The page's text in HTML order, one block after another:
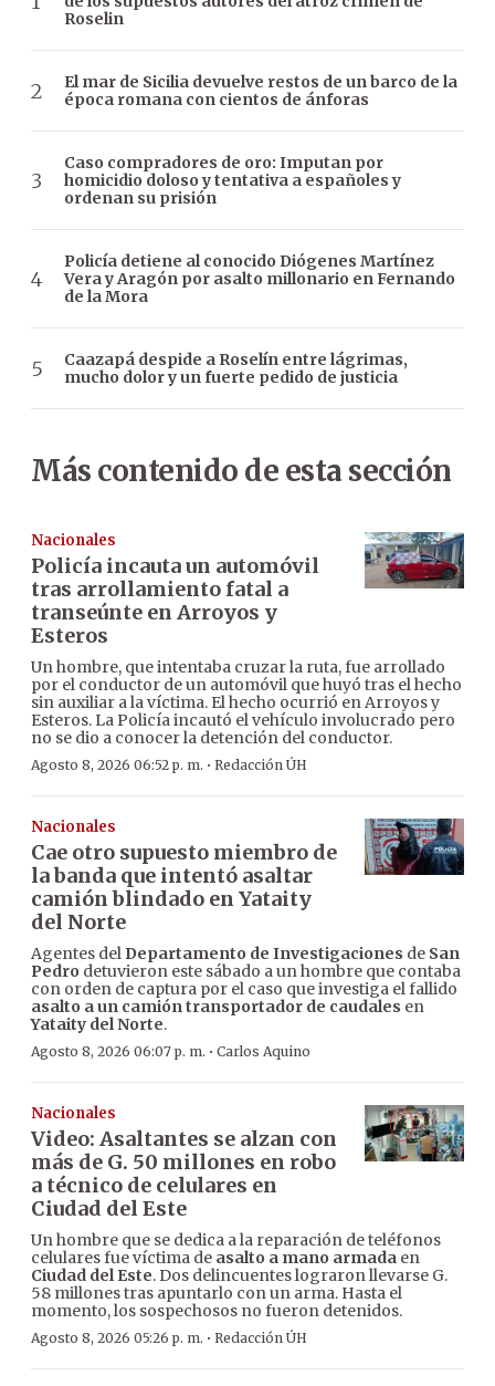
Roselin
El mar de Sicilia devuelve restos de un barco de la
época romana con cientos de ánforas
Caso compradores de oro: Imputan por
homicidio doloso y tentativa a españoles y
ordenan su prisión
Policía detiene al conocido Diógenes Martínez
Vera y Aragón por asalto millonario en Fernando
de la Mora
Caazapá despide a Roselín entre lágrimas,
mucho dolor y un fuerte pedido de justicia
Más contenido de esta sección
Nacionales
Policía incauta un automóvil
tras arrollamiento fatal a
transeúnte en Arroyos y
Esteros
Un hombre, que intentaba cruzar la ruta, fue arrollado
por el conductor de un automóvil que huyó tras el hecho
sin auxiliar a la víctima. El hecho ocurrió en Arroyos y
Esteros. La Policía incautó el vehículo involucrado pero
no se dio a conocer la detención del conductor.
Agosto 8, 2026 06:52 p. m. · Redacción ÚH
Nacionales
Cae otro supuesto miembro de
la banda que intentó asaltar
camión blindado en Yataity
del Norte
Agentes del Departamento de Investigaciones de San
Pedro detuvieron este sábado a un hombre que contaba
con orden de captura por el caso que investiga el fallido
asalto a un camión transportador de caudales en
Yataity del Norte.
Agosto 8, 2026 06:07 p. m. · Carlos Aquino
Nacionales
Video: Asaltantes se alzan con
más de G. 50 millones en robo
a técnico de celulares en
Ciudad del Este
Un hombre que se dedica a la reparación de teléfonos
celulares fue víctima de asalto a mano armada en
Ciudad del Este. Dos delincuentes lograron llevarse G.
58 millones tras apuntarlo con un arma. Hasta el
momento, los sospechosos no fueron detenidos.
Agosto 8, 2026 05:26 p. m. · Redacción ÚH